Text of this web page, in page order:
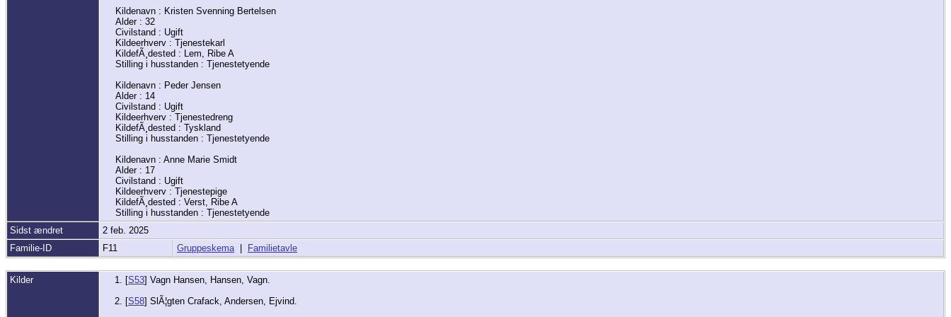
Kildenavn : Kristen Svenning Bertelsen
Alder : 32
Civilstand : Ugift
Kildeerhverv : Tjenestekarl
KildefÃ¸dested : Lem, Ribe A
Stilling i husstanden : Tjenestetyende
Kildenavn : Peder Jensen
Alder : 14
Civilstand : Ugift
Kildeerhverv : Tjenestedreng
KildefÃ¸dested : Tyskland
Stilling i husstanden : Tjenestetyende
Kildenavn : Anne Marie Smidt
Alder : 17
Civilstand : Ugift
Kildeerhverv : Tjenestepige
KildefÃ¸dested : Verst, Ribe A
Stilling i husstanden : Tjenestetyende
Sidst ændret
2 feb. 2025
Familie-ID
F11 Gruppeskema| Familietavle
Kilder [S53] Vagn Hansen, Hansen, Vagn.
[S58] SlÃ¦gten Crafack, Andersen, Ejvind.